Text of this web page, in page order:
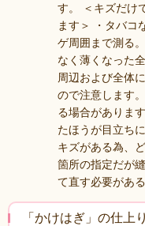
す。 ＜キズだけ
ます＞ ・タバコ
ゲ周囲まで測る
なく薄くなった
周辺および全体
ので注意します
る場合がありま
たほうが目立ち
キズがある為、
箇所の指定だが
て直す必要がある
「かけはぎ」の仕上